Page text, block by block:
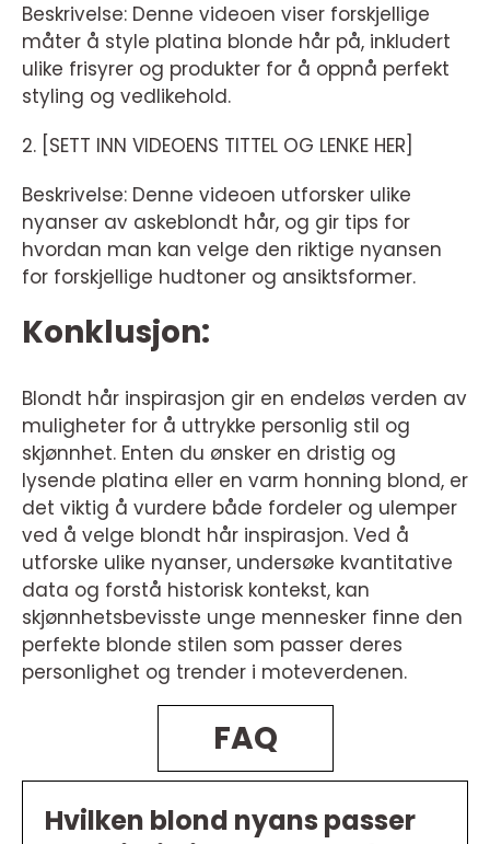
Beskrivelse: Denne videoen viser forskjellige
måter å style platina blonde hår på, inkludert
ulike frisyrer og produkter for å oppnå perfekt
styling og vedlikehold.
2. [SETT INN VIDEOENS TITTEL OG LENKE HER]
Beskrivelse: Denne videoen utforsker ulike
nyanser av askeblondt hår, og gir tips for
hvordan man kan velge den riktige nyansen
for forskjellige hudtoner og ansiktsformer.
Konklusjon:
Blondt hår inspirasjon gir en endeløs verden av
muligheter for å uttrykke personlig stil og
skjønnhet. Enten du ønsker en dristig og
lysende platina eller en varm honning blond, er
det viktig å vurdere både fordeler og ulemper
ved å velge blondt hår inspirasjon. Ved å
utforske ulike nyanser, undersøke kvantitative
data og forstå historisk kontekst, kan
skjønnhetsbevisste unge mennesker finne den
perfekte blonde stilen som passer deres
personlighet og trender i moteverdenen.
FAQ
Hvilken blond nyans passer